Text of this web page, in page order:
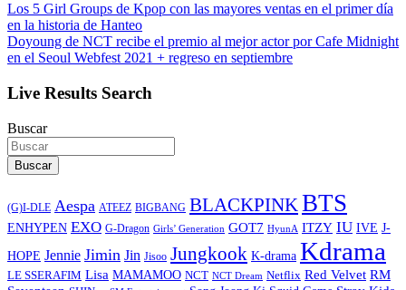
Los 5 Girl Groups de Kpop con las mayores ventas en el primer día
en la historia de Hanteo
Doyoung de NCT recibe el premio al mejor actor por Cafe Midnight
en el Seoul Webfest 2021 + regreso en septiembre
Live Results Search
Buscar
Buscar
(G)I-DLE Aespa ATEEZ BIGBANG BLACKPINK BTS
ENHYPEN EXO G-Dragon Girls’ Generation GOT7 HyunA ITZY IU IVE J-
HOPE Jennie Jimin Jin Jisoo Jungkook K-drama Kdrama
LE SSERAFIM Lisa MAMAMOO NCT NCT Dream Netflix Red Velvet RM